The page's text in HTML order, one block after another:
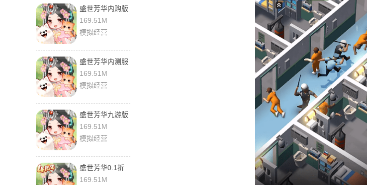
盛世芳华内购版
1.0.58 手机版
169.51M
模拟经营
盛世芳华内测服
1.0.58 官方版
169.51M
模拟经营
盛世芳华九游版
1.0.58 官方版
169.51M
模拟经营
盛世芳华0.1折
1.0.58 安卓版
169.51M